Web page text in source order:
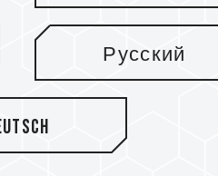
Русский